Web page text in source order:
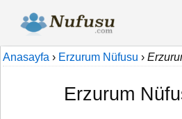
Anasayfa › Erzurum Nüfusu ›
Erzurum